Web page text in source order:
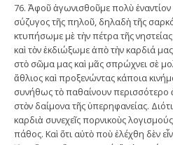
76. Ἀφοῦ ἀγωνισθοῦμε πολὺ ἐναντίον
σύζυγος τῆς πηλοῦ, δηλαδὴ τῆς
κτυπήσωμε μὲ τὴν πέτρα τῆς
καὶ τὸν ἐκδιώξωμε ἀπὸ τὴν καρδιά
στὸ σῶμα μας καὶ μᾶς σπρώχνει σὲ
ἄθλιος καὶ προξενώντας κάποια
συνήθως τὸ παθαίνουν περισσότερο
στὸν δαίμονα τῆς ὑπερηφανείας.
καρδιὰ συνεχεῖς πορνικοὺς
πάθος. Καὶ ὅτι αὐτὸ ποὺ ἐλέχθη δὲν